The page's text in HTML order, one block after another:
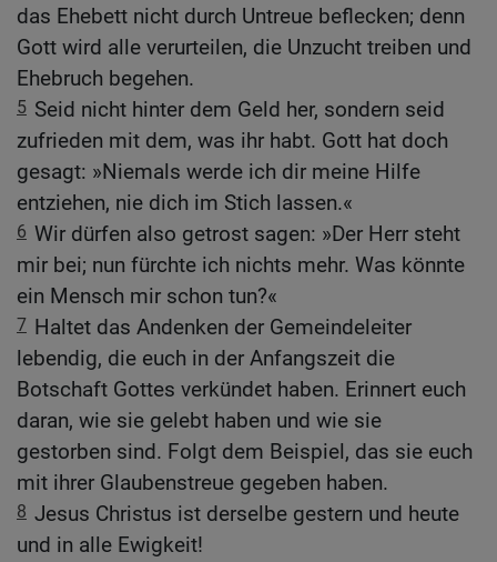
das Ehebett nicht durch Untreue beflecken; denn
Gott wird alle verurteilen, die Unzucht treiben und
Ehebruch begehen.
5 Seid nicht hinter dem Geld her, sondern seid
zufrieden mit dem, was ihr habt. Gott hat doch
gesagt: »Niemals werde ich dir meine Hilfe
entziehen, nie dich im Stich lassen.«
6 Wir dürfen also getrost sagen: »Der Herr steht
mir bei; nun fürchte ich nichts mehr. Was könnte
ein Mensch mir schon tun?«
7 Haltet das Andenken der Gemeindeleiter
lebendig, die euch in der Anfangszeit die
Botschaft Gottes verkündet haben. Erinnert euch
daran, wie sie gelebt haben und wie sie
gestorben sind. Folgt dem Beispiel, das sie euch
mit ihrer Glaubenstreue gegeben haben.
8 Jesus Christus ist derselbe gestern und heute
und in alle Ewigkeit!